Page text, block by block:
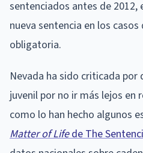
sentenciados antes de 2012,
nueva sentencia en los
obligatoria.
Nevada ha sido criticada por
juvenil por no ir más lejos en
como lo han hecho algunos
Matter of Lifede The